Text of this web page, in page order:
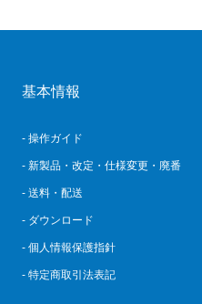
基本情報
- 操作ガイド
- 新製品・改定・仕様変更・廃番
- 送料・配送
- ダウンロード
- 個人情報保護指針
- 特定商取引法表記